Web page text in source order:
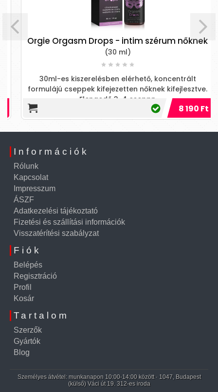
Orgie Orgasm Drops - intim szérum nőknek
(30 ml)
30ml-es kiszerelésben elérhető, koncentrált
formulájú cseppek kifejezetten nőknek kifejlesztve.
Elengedő 3-4 cseppn
8 190 Ft
Információk
Rólunk
Kapcsolat
Impresszum
ÁSZF
Adatkezelési tájékoztató
Fizetési és szállítási információk
Visszatérítési szabályzat
Fiók
Belépés
Regisztráció
Profil
Kosár
Tartalom
Szerzők
Gyártók
Blog
Személyes átvétel: munkanapon 10:00-14:00 között · 1047, Budapest
(külső) Váci út 19. 312-es iroda